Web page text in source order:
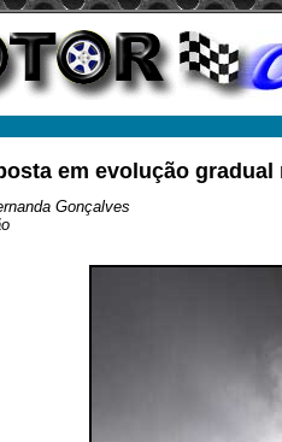
em evolução gradual
Gonçalves